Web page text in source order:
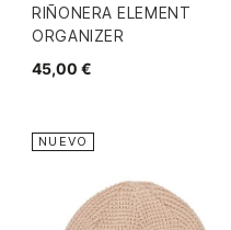
RIÑONERA ELEMENT
ORGANIZER
45,00 €
NUEVO